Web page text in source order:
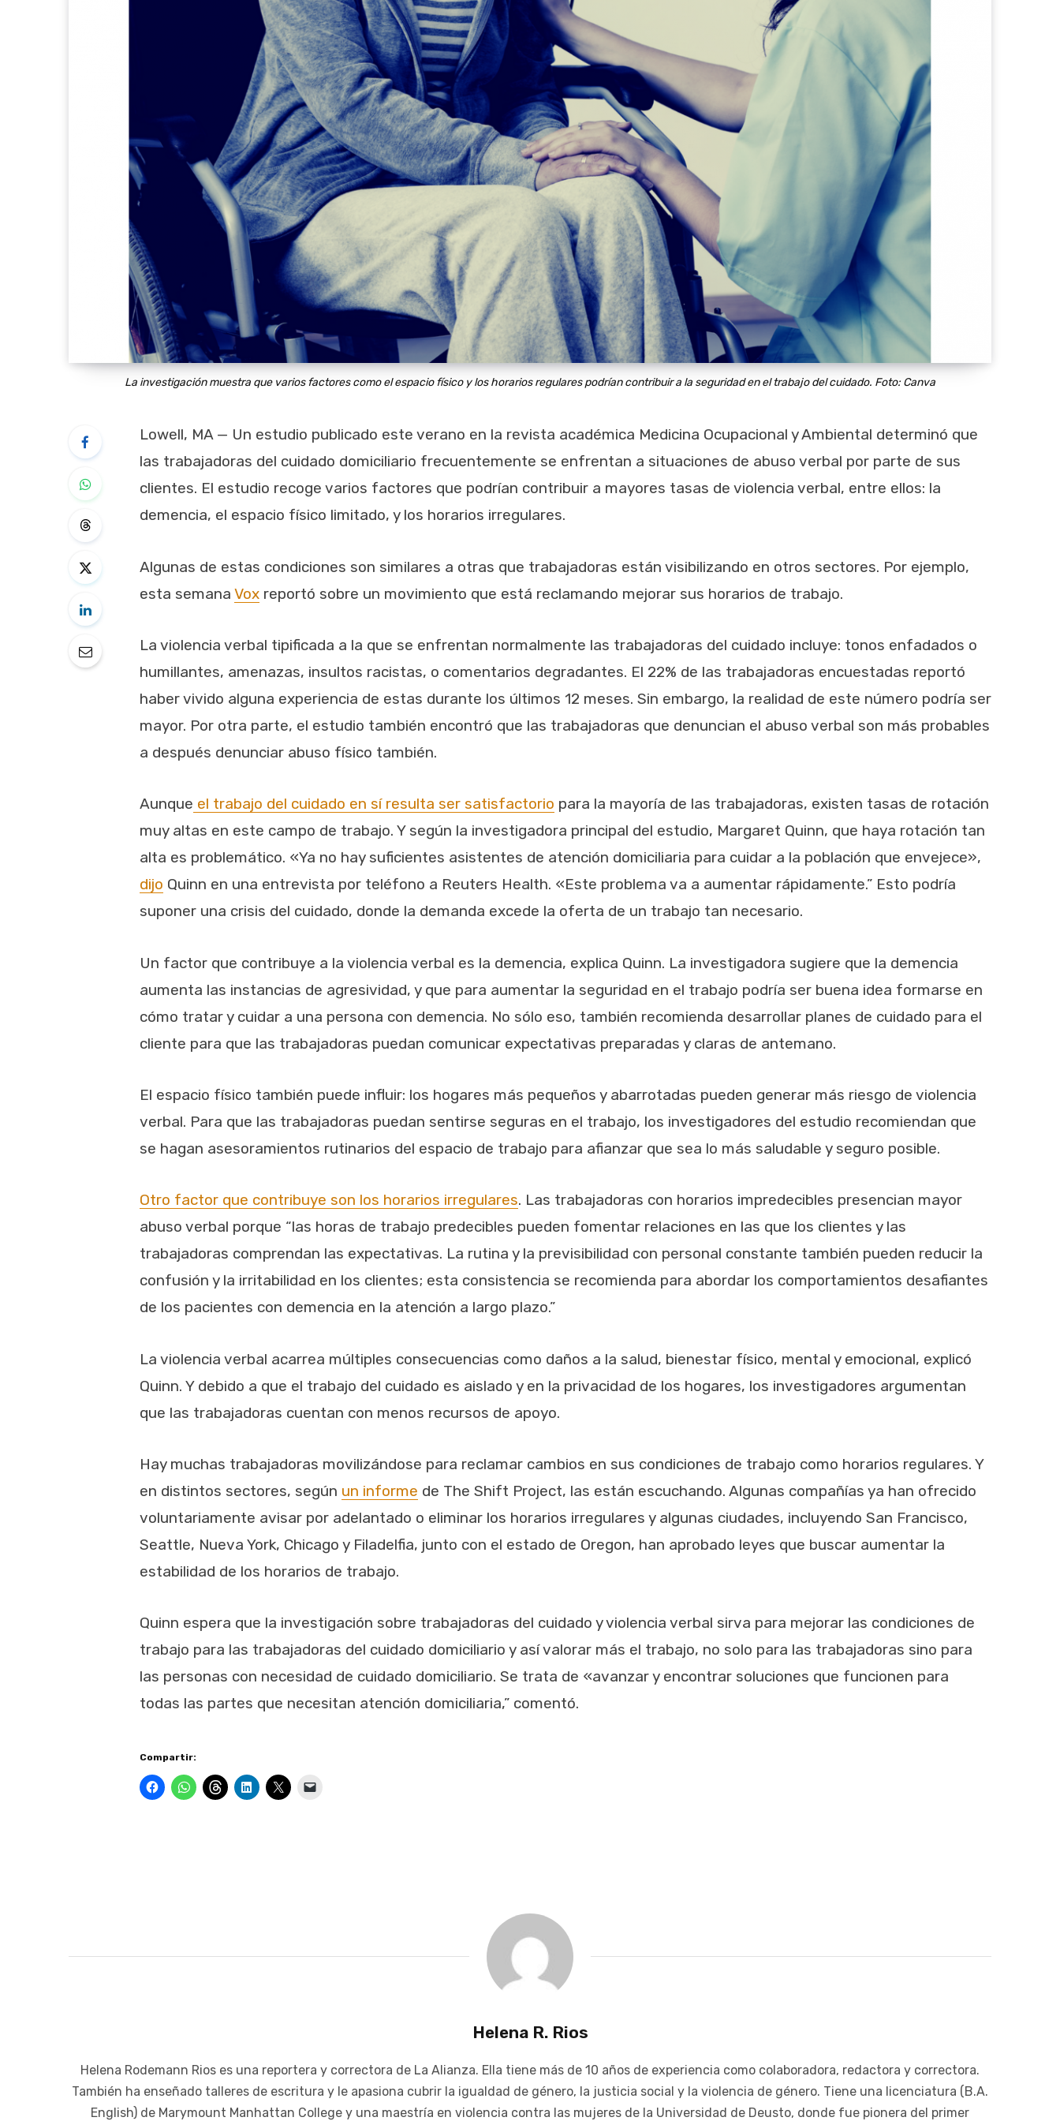
La investigación muestra que varios factores como el espacio físico y los horarios regulares podrían contribuir a la seguridad en el trabajo del cuidado. Foto: Canva
Lowell, MA — Un estudio publicado este verano en la revista académica Medicina Ocupacional y Ambiental determinó que
las trabajadoras del cuidado domiciliario frecuentemente se enfrentan a situaciones de abuso verbal por parte de sus
clientes. El estudio recoge varios factores que podrían contribuir a mayores tasas de violencia verbal, entre ellos: la
demencia, el espacio físico limitado, y los horarios irregulares.
Algunas de estas condiciones son similares a otras que trabajadoras están visibilizando en otros sectores. Por ejemplo,
esta semana Vox reportó sobre un movimiento que está reclamando mejorar sus horarios de trabajo.
La violencia verbal tipificada a la que se enfrentan normalmente las trabajadoras del cuidado incluye: tonos enfadados o
humillantes, amenazas, insultos racistas, o comentarios degradantes. El 22% de las trabajadoras encuestadas reportó
haber vivido alguna experiencia de estas durante los últimos 12 meses. Sin embargo, la realidad de este número podría ser
mayor. Por otra parte, el estudio también encontró que las trabajadoras que denuncian el abuso verbal son más probables
a después denunciar abuso físico también.
Aunque el trabajo del cuidado en sí resulta ser satisfactorio para la mayoría de las trabajadoras, existen tasas de rotación
muy altas en este campo de trabajo. Y según la investigadora principal del estudio, Margaret Quinn, que haya rotación tan
alta es problemático. «Ya no hay suficientes asistentes de atención domiciliaria para cuidar a la población que envejece»,
dijo Quinn en una entrevista por teléfono a Reuters Health. «Este problema va a aumentar rápidamente.” Esto podría
suponer una crisis del cuidado, donde la demanda excede la oferta de un trabajo tan necesario.
Un factor que contribuye a la violencia verbal es la demencia, explica Quinn. La investigadora sugiere que la demencia
aumenta las instancias de agresividad, y que para aumentar la seguridad en el trabajo podría ser buena idea formarse en
cómo tratar y cuidar a una persona con demencia. No sólo eso, también recomienda desarrollar planes de cuidado para el
cliente para que las trabajadoras puedan comunicar expectativas preparadas y claras de antemano.
El espacio físico también puede influir: los hogares más pequeños y abarrotadas pueden generar más riesgo de violencia
verbal. Para que las trabajadoras puedan sentirse seguras en el trabajo, los investigadores del estudio recomiendan que
se hagan asesoramientos rutinarios del espacio de trabajo para afianzar que sea lo más saludable y seguro posible.
Otro factor que contribuye son los horarios irregulares. Las trabajadoras con horarios impredecibles presencian mayor
abuso verbal porque “las horas de trabajo predecibles pueden fomentar relaciones en las que los clientes y las
trabajadoras comprendan las expectativas. La rutina y la previsibilidad con personal constante también pueden reducir la
confusión y la irritabilidad en los clientes; esta consistencia se recomienda para abordar los comportamientos desafiantes
de los pacientes con demencia en la atención a largo plazo.”
La violencia verbal acarrea múltiples consecuencias como daños a la salud, bienestar físico, mental y emocional, explicó
Quinn. Y debido a que el trabajo del cuidado es aislado y en la privacidad de los hogares, los investigadores argumentan
que las trabajadoras cuentan con menos recursos de apoyo.
Hay muchas trabajadoras movilizándose para reclamar cambios en sus condiciones de trabajo como horarios regulares. Y
en distintos sectores, según un informe de The Shift Project, las están escuchando. Algunas compañías ya han ofrecido
voluntariamente avisar por adelantado o eliminar los horarios irregulares y algunas ciudades, incluyendo San Francisco,
Seattle, Nueva York, Chicago y Filadelfia, junto con el estado de Oregon, han aprobado leyes que buscar aumentar la
estabilidad de los horarios de trabajo.
Quinn espera que la investigación sobre trabajadoras del cuidado y violencia verbal sirva para mejorar las condiciones de
trabajo para las trabajadoras del cuidado domiciliario y así valorar más el trabajo, no solo para las trabajadoras sino para
las personas con necesidad de cuidado domiciliario. Se trata de «avanzar y encontrar soluciones que funcionen para
todas las partes que necesitan atención domiciliaria,” comentó.
Compartir:
Helena R. Rios
Helena Rodemann Rios es una reportera y correctora de La Alianza. Ella tiene más de 10 años de experiencia como colaboradora, redactora y correctora.
También ha enseñado talleres de escritura y le apasiona cubrir la igualdad de género, la justicia social y la violencia de género. Tiene una licenciatura (B.A.
English) de Marymount Manhattan College y una maestría en violencia contra las mujeres de la Universidad de Deusto, donde fue pionera del primer